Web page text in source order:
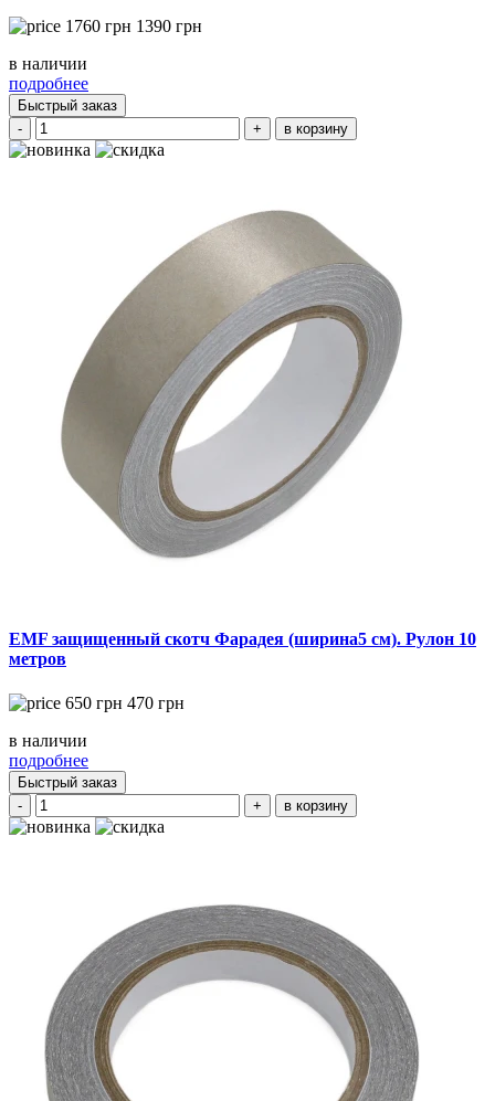
1760 грн 1390 грн
в наличии
подробнее
Быстрый заказ
-
+ в корзину
EMF защищенный скотч Фарадея (ширина5 см). Рулон 10
метров
650 грн 470 грн
в наличии
подробнее
Быстрый заказ
-
+ в корзину